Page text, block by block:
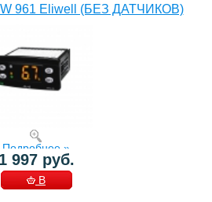
961 Eliwell (БЕЗ ДАТЧИКОВ)
Подробнее »
1 997 руб.
В